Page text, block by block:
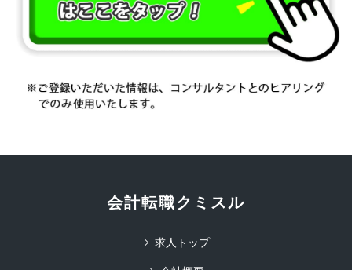
会計転職クミスル
求人トップ